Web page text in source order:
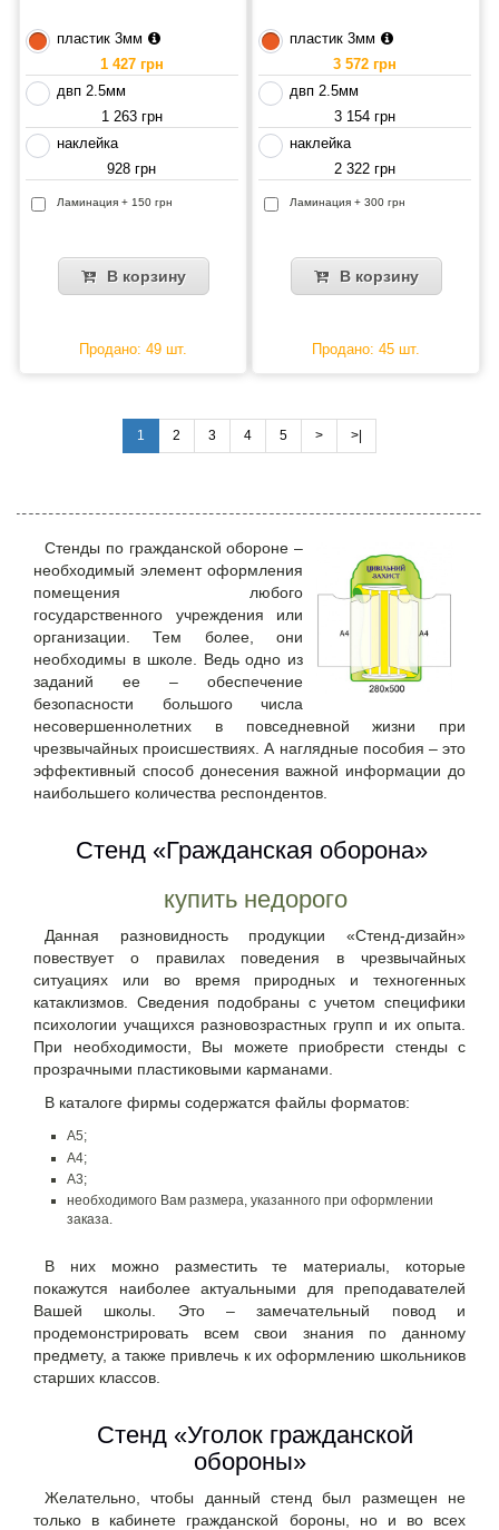
пластик 3мм
1 427 грн
двп 2.5мм
1 263 грн
наклейка
928 грн
Ламинация + 150 грн
В корзину
Продано: 49 шт.
пластик 3мм
3 572 грн
двп 2.5мм
3 154 грн
наклейка
2 322 грн
Ламинация + 300 грн
В корзину
Продано: 45 шт.
1 2 3 4 5 > >|
Стенды по гражданской обороне –
необходимый элемент оформления
помещения любого
государственного учреждения или
организации. Тем более, они
необходимы в школе. Ведь одно из
заданий ее – обеспечение
безопасности большого числа
несовершеннолетних в повседневной жизни при
чрезвычайных происшествиях. А наглядные пособия – это
эффективный способ донесения важной информации до
наибольшего количества респондентов.
Стенд «Гражданская оборона»
купить недорого
Данная разновидность продукции «Стенд-дизайн»
повествует о правилах поведения в чрезвычайных
ситуациях или во время природных и техногенных
катаклизмов. Сведения подобраны с учетом специфики
психологии учащихся разновозрастных групп и их опыта.
При необходимости, Вы можете приобрести стенды с
прозрачными пластиковыми карманами.
В каталоге фирмы содержатся файлы форматов:
А5;
А4;
А3;
необходимого Вам размера, указанного при оформлении
заказа.
В них можно разместить те материалы, которые
покажутся наиболее актуальными для преподавателей
Вашей школы. Это – замечательный повод и
продемонстрировать всем свои знания по данному
предмету, а также привлечь к их оформлению школьников
старших классов.
Стенд «Уголок гражданской
обороны»
Желательно, чтобы данный стенд был размещен не
только в кабинете гражданской бороны, но и во всех